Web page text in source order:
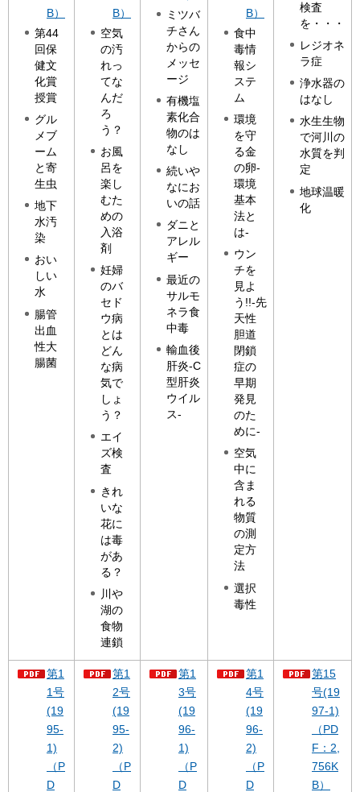
B）
第44
回保
健文
化賞
授賞
グル
メブ
ーム
と寄
生虫
地下
水汚
染
おい
しい
水
腸管
出血
性大
腸菌
B）
空気
の汚
れっ
てな
んだ
ろ
う？
お風
呂を
楽し
むた
めの
入浴
剤
妊婦
のバ
セド
ウ病
とは
どん
な病
気で
しょ
う？
エイ
ズ検
査
きれ
いな
花に
は毒
があ
る？
川や
湖の
食物
連鎖
ミツバ
チさん
からの
メッセ
ージ
有機塩
素化合
物のは
なし
続いや
なにお
いの話
ダニと
アレル
ギー
最近の
サルモ
ネラ食
中毒
輸血後
肝炎-C
型肝炎
ウイル
ス-
B）
食中
毒情
報シ
ステ
ム
環境
を守
る金
の卵-
環境
基本
法と
は-
ウン
チを
見よ
う!!-先
天性
胆道
閉鎖
症の
早期
発見
のた
めに-
空気
中に
含ま
れる
物質
の測
定方
法
選択
毒性
検査
を・・・
レジオネ
ラ症
浄水器の
はなし
水生生物
で河川の
水質を判
定
地球温暖
化
第1
1号
(19
95-
1)
（P
D
第1
2号
(19
95-
2)
（P
D
第1
3号
(19
96-
1)
（P
D
第1
4号
(19
96-
2)
（P
D
第15
号(19
97-1)
（PD
F：2,
756K
B）